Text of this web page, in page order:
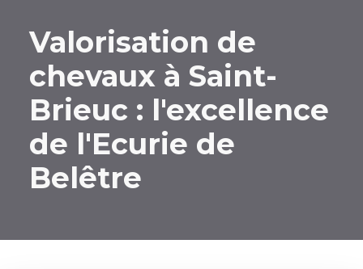
Valorisation de
chevaux à Saint-
Brieuc : l'excellence
de l'Ecurie de
Belêtre